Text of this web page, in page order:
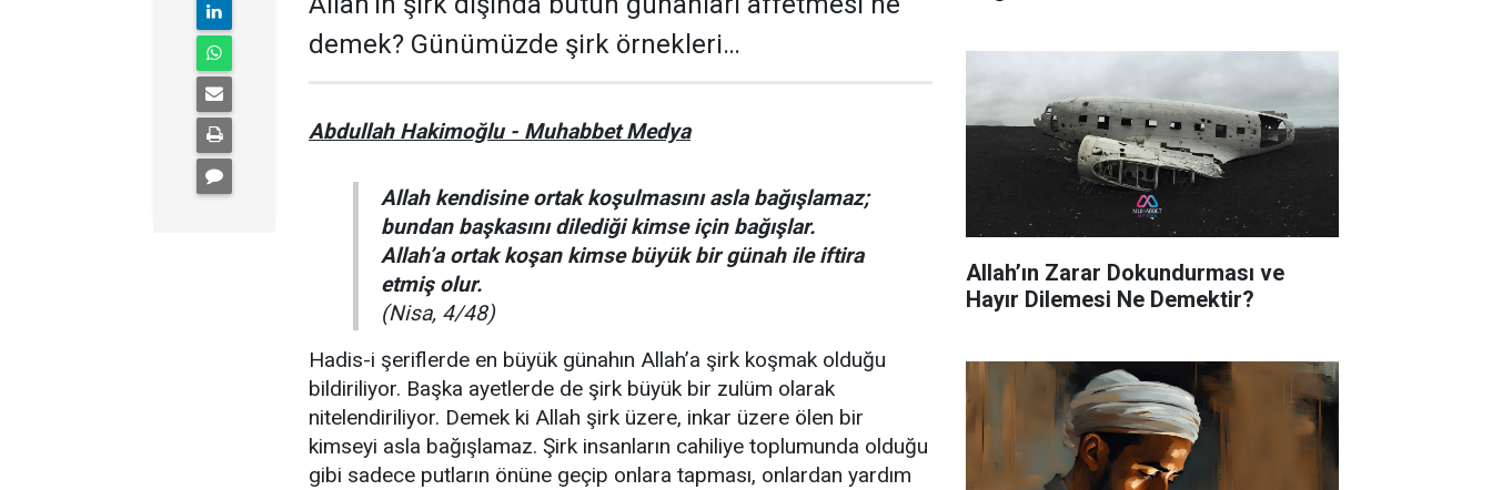
demek? Günümüzde şirk örnekleri…
Abdullah Hakimoğlu - Muhabbet Medya
Allah kendisine ortak koşulmasını asla bağışlamaz;
bundan başkasını dilediği kimse için bağışlar.
Allah’a ortak koşan kimse büyük bir günah ile iftira
etmiş olur.
(Nisa, 4/48)
Hadis-i şeriflerde en büyük günahın Allah’a şirk koşmak olduğu
bildiriliyor. Başka ayetlerde de şirk büyük bir zulüm olarak
nitelendiriliyor. Demek ki Allah şirk üzere, inkar üzere ölen bir
kimseyi asla bağışlamaz. Şirk insanların cahiliye toplumunda olduğu
gibi sadece putların önüne geçip onlara tapması, onlardan yardım
Allah’ın Zarar Dokundurması ve
Hayır Dilemesi Ne Demektir?